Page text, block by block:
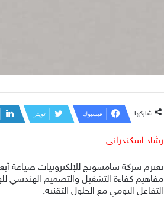
شاركها فيسبوك تويتر
رشاد اسكندراني
تعتزم شركة سامسونج للإلكترونيات صياغة
مفاهيم كفاءة التشغيل والتصميم الهندسي
التفاعل اليومي مع الحلول التقنية.